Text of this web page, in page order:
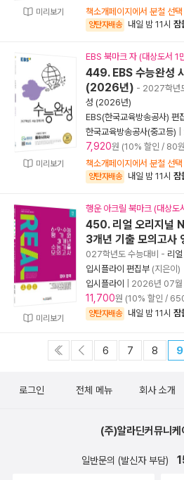
미리보기
책소개페이지에서 분철 선
양탄자배송 내일 밤 11시 잠
미리보기
EBS 북마크 자 (대상도서 1
449. EBS 수능완성
(2026년) - 2027학년
성 (2026년)
EBS(한국교육방송공사) 편
한국교육방송공사(중고등)
7,920원 (10% 할인 / 80
책소개페이지에서 분철 선
양탄자배송 내일 밤 11시 잠
미리보기
행운 아크릴 북마크 (대상도
450. 리얼 오리지널
3개년 기출 모의고
027학년도 수능대비 - 리
입시플라이 편집부 (지은이)
입시플라이
2026년 07월
11,700원 (10% 할인 /
양탄자배송 내일 밤 11시 잠
6 7 8 9
로그인 전체 메뉴 회사 소개
(주)알라딘커뮤니케
일반문의 (발신자 부담)